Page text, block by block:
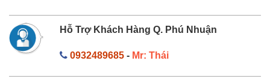
Hỗ Trợ Khách Hàng Q. Phú Nhuận
0932489685- Mr: Thái